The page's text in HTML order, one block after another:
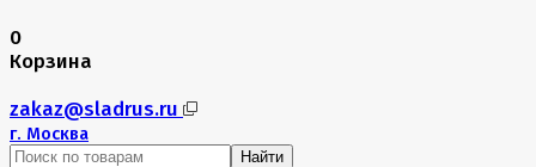
0
Корзина
zakaz@sladrus.ru
г. Москва
Найти